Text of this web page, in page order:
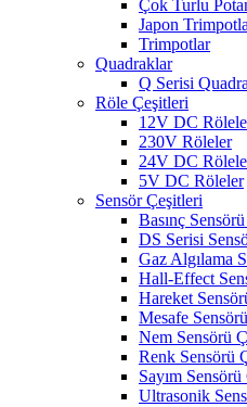
Çok Turlu
Japon
Trimpotlar
Quadraklar
Q Serisi
Röle Çeşitleri
12V DC
230V Röleler
24V DC
5V DC Röleler
Sensör Çeşitleri
Basınç
DS Serisi
Gaz Algılama
Hall-Effect
Hareket
Mesafe
Nem Sensörü
Renk Sensörü
Sayım
Ultrasonik